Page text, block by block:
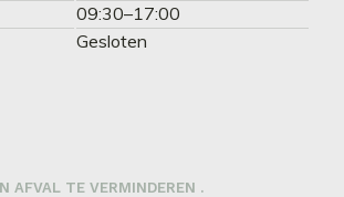
09:30–17:00
Gesloten
AFVAL TE VERMINDEREN .